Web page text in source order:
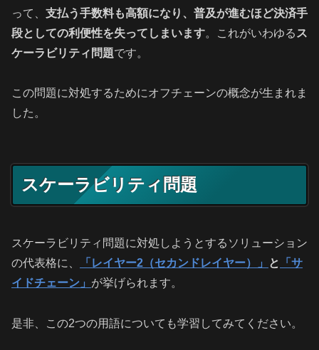
って、 支払う手数料も高額になり、普及が進むほど決済手
段としての利便性を失ってしまいます。これがいわゆる ス
ケーラビリティ問題です。
この問題に対処するためにオフチェーンの概念が生まれま
した。
スケーラビリティ問題
スケーラビリティ問題に対処しようとするソリューション
の代表格に、
「レイヤー2（セカンドレイヤー）」 と
「サ
イドチェーン」 が挙げられます。
是非、この2つの用語についても学習してみてください。